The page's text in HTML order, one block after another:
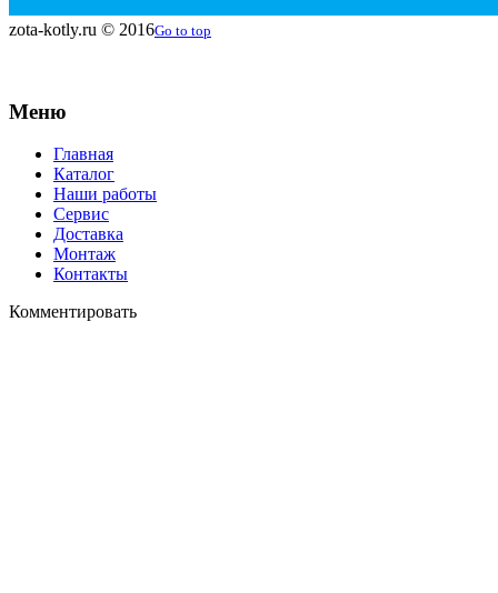
zota-kotly.ru © 2016Go to top
Меню
Главная
Каталог
Наши работы
Сервис
Доставка
Монтаж
Контакты
Комментировать